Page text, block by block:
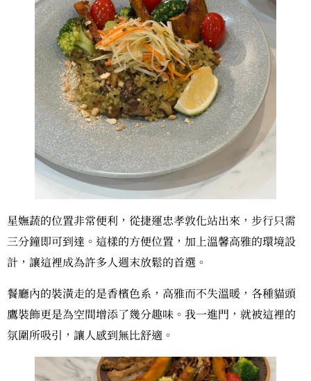
星嫵蔬的位置非常便利，從捷運忠孝敦化站出來，步行只需
三分鐘即可到達。這樣的方便位置，加上溫馨高雅的環境設
計，讓這裡成為許多人週末放鬆的首選。
餐廳內的裝潢走的是香檳色系，高雅而不失溫暖，各種貓頭
鷹裝飾更是為空間增添了幾分趣味。我一進門，就被這裡的
氛圍所吸引，讓人感到無比舒適。